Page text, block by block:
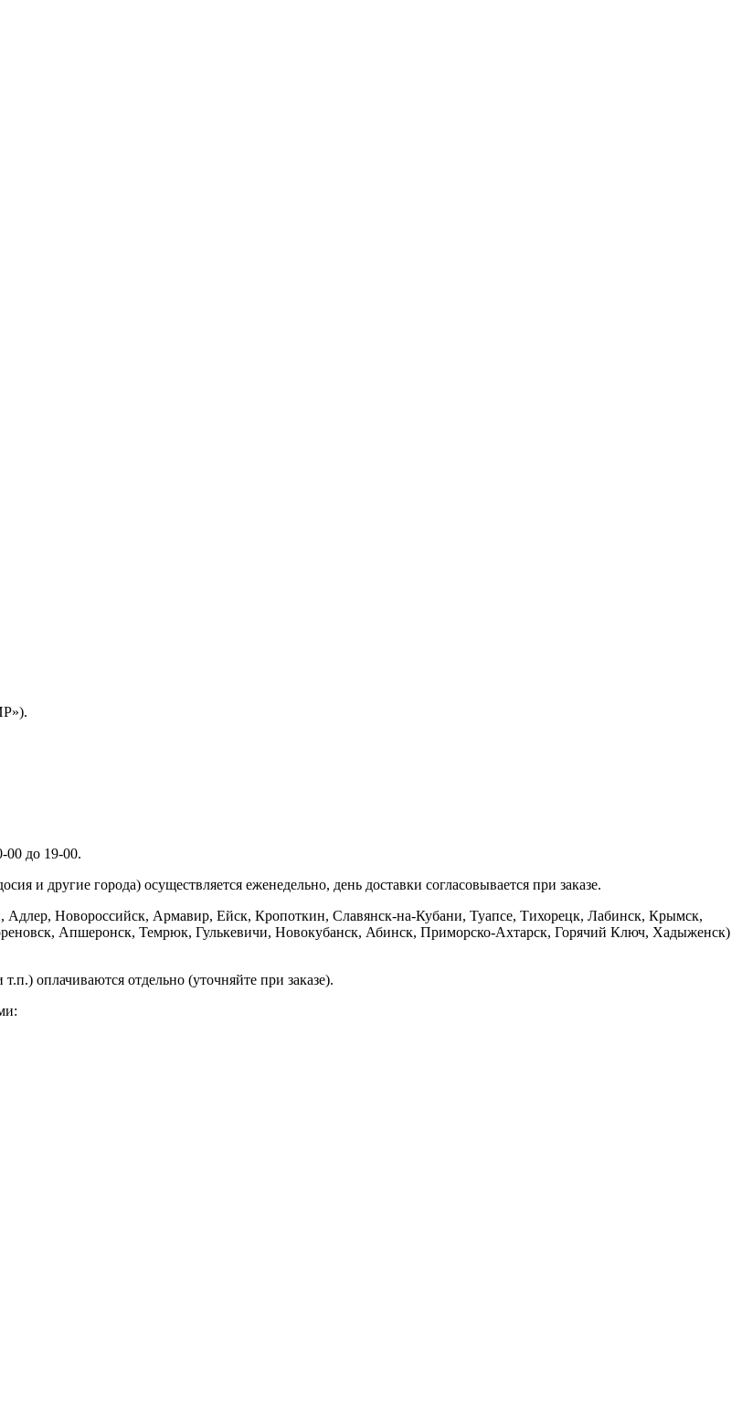
00 до 19-00.
другие города) осуществляется еженедельно, день доставки согласовывается при заказе.
Адлер, Новороссийск, Армавир, Ейск, Кропоткин, Славянск-на-Кубани, Туапсе, Тихорецк, Лабинск, Крымск,
Апшеронск, Темрюк, Гулькевичи, Новокубанск, Абинск, Приморско-Ахтарск, Горячий Ключ, Хадыженск)
оплачиваются отдельно (уточняйте при заказе).